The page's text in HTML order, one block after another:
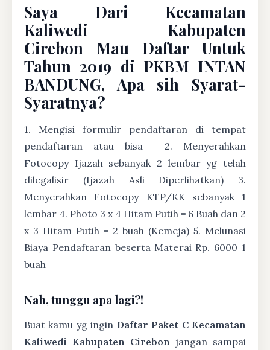
Saya Dari Kecamatan
Kaliwedi Kabupaten
Cirebon Mau Daftar Untuk
Tahun 2019 di PKBM INTAN
BANDUNG, Apa sih Syarat-
Syaratnya?
1. Mengisi formulir pendaftaran di tempat
pendaftaran atau bisa
2. Menyerahkan
Fotocopy Ijazah sebanyak 2 lembar yg telah
dilegalisir (Ijazah Asli Diperlihatkan) 3.
Menyerahkan Fotocopy KTP/KK sebanyak 1
lembar 4. Photo 3 x 4 Hitam Putih = 6 Buah dan 2
x 3 Hitam Putih = 2 buah (Kemeja) 5. Melunasi
Biaya Pendaftaran beserta Materai Rp. 6000 1
buah
Nah, tunggu apa lagi?!
Buat kamu yg ingin Daftar Paket C Kecamatan
Kaliwedi Kabupaten Cirebon jangan sampai